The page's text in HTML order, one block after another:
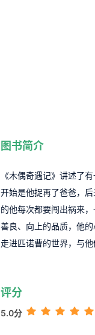
图书简介
《木偶奇遇记》讲述了
开始是他捉再了爸爸，
的他每次都要闯出祸来
善良、向上的品质，他
走进匹诺曹的世界，与他
评分
5.0分